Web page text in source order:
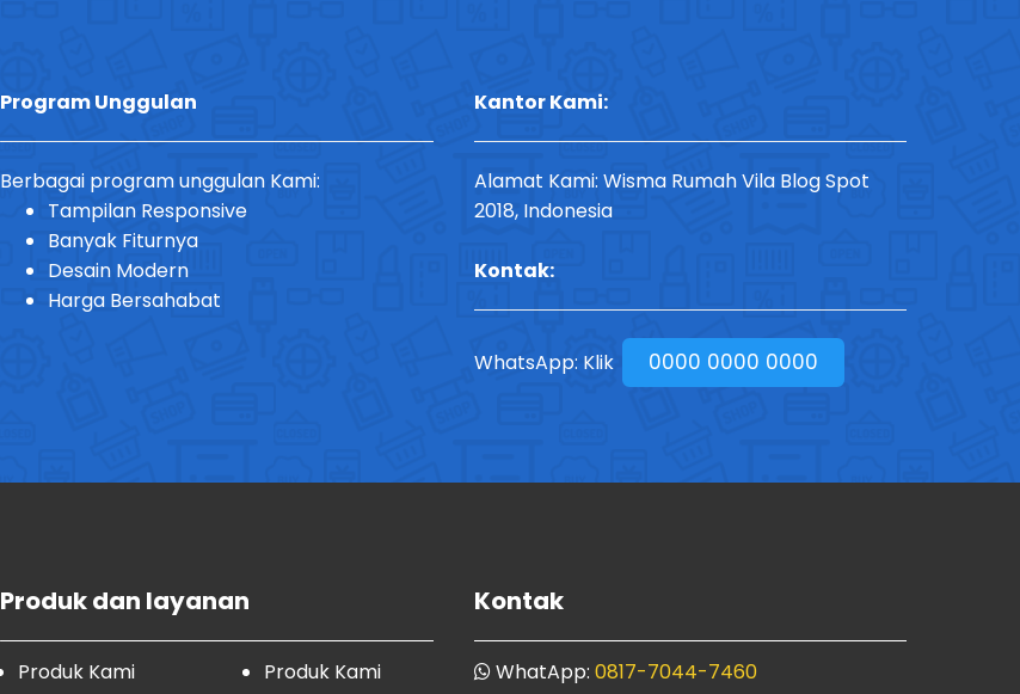
Program Unggulan
Berbagai program unggulan Kami:
Tampilan Responsive
Banyak Fiturnya
Desain Modern
Harga Bersahabat
Kantor Kami:
Alamat Kami: Wisma Rumah Vila Blog Spot
2018, Indonesia
Kontak:
WhatsApp: Klik 0000 0000 0000
Produk dan layanan
Produk Kami
Produk Kami
Kontak
WhatApp: 0817-7044-7460